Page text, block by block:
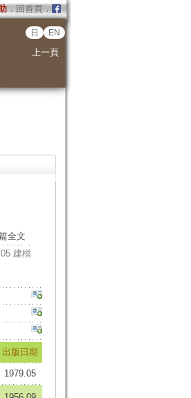
．回首頁．
日 EN
上一頁
全文
建檔
出版日期
1979.05